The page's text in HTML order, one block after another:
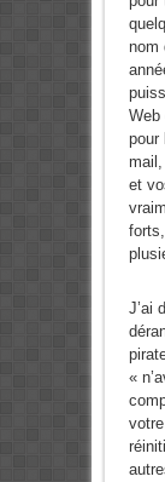
nom
Web
pour
et
J’ai
«